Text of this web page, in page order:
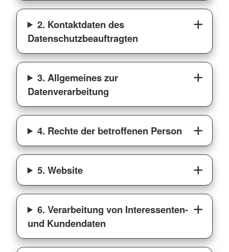
2. Kontaktdaten des
Datenschutzbeauftragten
3. Allgemeines zur
Datenverarbeitung
4. Rechte der betroffenen Person
5. Website
6. Verarbeitung von Interessenten-
und Kundendaten